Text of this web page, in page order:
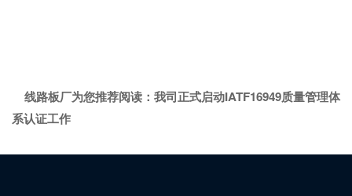
线路板厂为您推荐阅读： 我司正式启动IATF16949质量管理体
系认证工作